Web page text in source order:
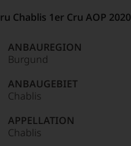
Chablis 1er Cru AOP 2020
ANBAUREGION
Burgund
ANBAUGEBIET
Chablis
APPELLATION
Chablis